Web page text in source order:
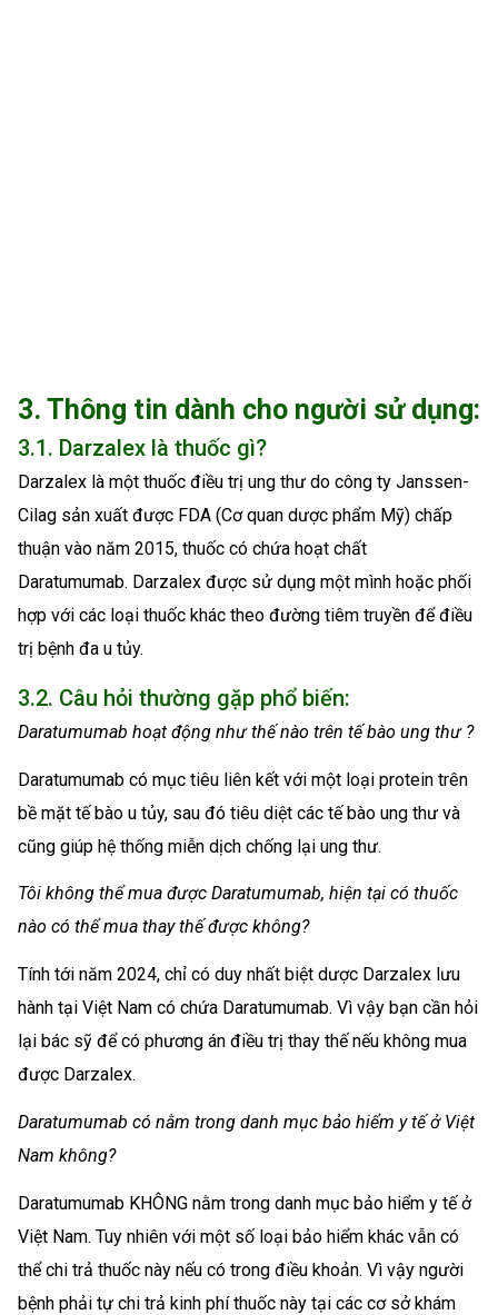
3. Thông tin dành cho người sử dụng:
3.1. Darzalex là thuốc gì?
Darzalex là một thuốc điều trị ung thư do công ty Janssen-
Cilag sản xuất được FDA (Cơ quan dược phẩm Mỹ) chấp
thuận vào năm 2015, thuốc có chứa hoạt chất
Daratumumab. Darzalex được sử dụng một mình hoặc phối
hợp với các loại thuốc khác theo đường tiêm truyền để điều
trị bệnh đa u tủy.
3.2. Câu hỏi thường gặp phổ biến:
Daratumumab hoạt động như thế nào trên tế bào ung thư ?
Daratumumab có mục tiêu liên kết với một loại protein trên
bề mặt tế bào u tủy, sau đó tiêu diệt các tế bào ung thư và
cũng giúp hệ thống miễn dịch chống lại ung thư.
Tôi không thể mua được Daratumumab, hiện tại có thuốc
nào có thể mua thay thế được không?
Tính tới năm 2024, chỉ có duy nhất biệt dược Darzalex lưu
hành tại Việt Nam có chứa Daratumumab. Vì vậy bạn cần hỏi
lại bác sỹ để có phương án điều trị thay thế nếu không mua
được Darzalex.
Daratumumab có nằm trong danh mục bảo hiểm y tế ở Việt
Nam không?
Daratumumab KHÔNG nằm trong danh mục bảo hiểm y tế ở
Việt Nam. Tuy nhiên với một số loại bảo hiểm khác vẫn có
thể chi trả thuốc này nếu có trong điều khoản. Vì vậy người
bệnh phải tự chi trả kinh phí thuốc này tại các cơ sở khám